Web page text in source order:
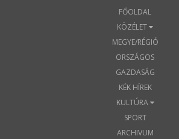
FŐOLDAL
KÖZÉLET
MEGYE/RÉGIÓ
ORSZÁGOS
GAZDASÁG
KÉK HÍREK
KULTÚRA
SPORT
ARCHIVUM